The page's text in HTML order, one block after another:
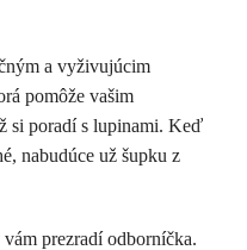
a vyživujúcim
pomôže vašim
si poradí s lupinami. Keď
nabudúce už šupku z
prezradí odborníčka.